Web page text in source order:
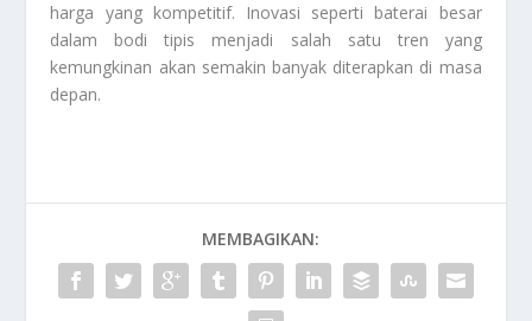
harga yang kompetitif. Inovasi seperti baterai besar
dalam bodi tipis menjadi salah satu tren yang
kemungkinan akan semakin banyak diterapkan di masa
depan.
MEMBAGIKAN: